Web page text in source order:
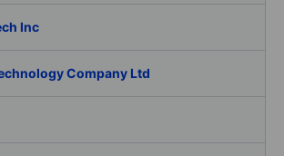
Inc
Company Ltd